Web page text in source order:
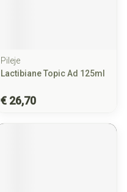
Pileje
Lactibiane Topic Ad 125ml
€ 26,70